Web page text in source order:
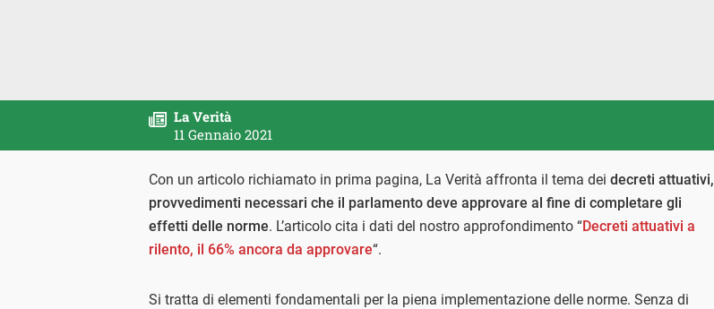
La Verità
11 Gennaio 2021
Con un articolo richiamato in prima pagina, La Verità affronta il tema dei decreti attuativi,
provvedimenti necessari che il parlamento deve approvare al fine di completare gli
effetti delle norme. L’articolo cita i dati del nostro approfondimento “Decreti attuativi a
rilento, il 66% ancora da approvare“.
Si tratta di elementi fondamentali per la piena implementazione delle norme. Senza di